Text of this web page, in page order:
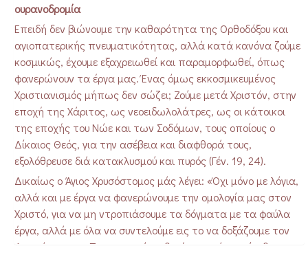
ουρανοδρομία
Επειδή δεν βιώνουμε την καθαρότητα της Ορθοδόξου και
αγιοπατερικής πνευματικότητας, αλλά κατά κανόνα ζούμε
κοσμικώς, έχουμε εξαχρειωθεί και παραμορφωθεί, όπως
φανερώνουν τα έργα μας. Ένας όμως εκκοσμικευμένος
Χριστιανισμός μήπως δεν σώζει; Ζούμε μετά Χριστόν, στην
εποχή της Χάριτος, ως νεοειδωλολάτρες, ως οι κάτοικοι
της εποχής του Νώε και των Σοδόμων, τους οποίους ο
Δίκαιος Θεός, για την ασέβεια και διαφθορά τους,
εξολόθρευσε διά κατακλυσμού και πυρός (Γέν. 19, 24).
Δικαίως ο Άγιος Χρυσόστομος μάς λέγει: «Όχι μόνο με λόγια,
αλλά και με έργα να φανερώνουμε την ομολογία μας στον
Χριστό, για να μη ντροπιάσουμε τα δόγματα με τα φαύλα
έργα, αλλά με όλα να συντελούμε εις το να δοξάζουμε τον
Δεσπότη μας… Ποια συγγνώμη θα έχουμε, όταν είμεθα